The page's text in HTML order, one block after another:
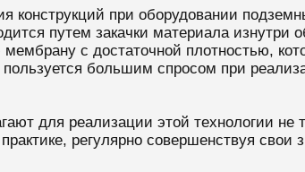
конструкций при оборудовании
путем закачки материала изнутри
с достаточной плотностью,
пользуется большим спросом при
для реализации этой технологии
регулярно совершенствуя